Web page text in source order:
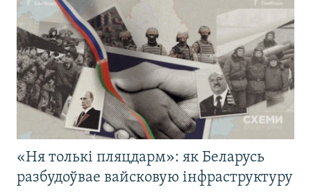
«Ня толькі пляцдарм»: як Беларусь
разбудоўвае вайсковую інфраструктуру